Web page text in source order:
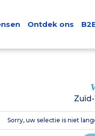
Ontdek ons
Sorry, uw selectie is niet